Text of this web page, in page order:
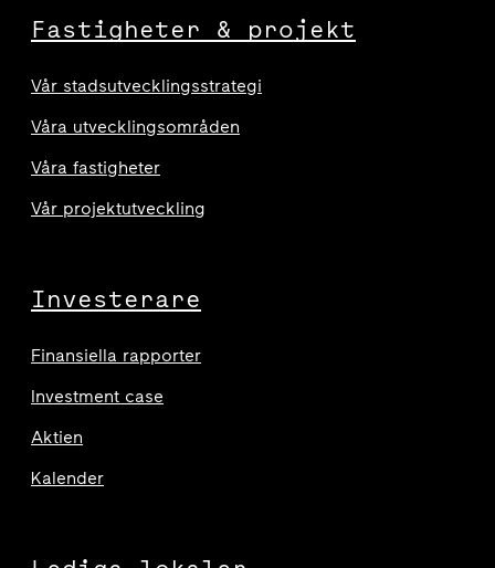
Fastigheter & projekt
Vår stadsutvecklingsstrategi
Våra utvecklingsområden
Våra fastigheter
Vår projektutveckling
Investerare
Finansiella rapporter
Investment case
Aktien
Kalender